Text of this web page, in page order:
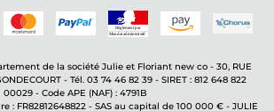
de la société Julie et Floriant new co - 30, RUE
- Tél. 03 74 46 82 39 - SIRET : 812 648 822
00029 - Code APE (NAF) : 4791B
: FR82812648822 - SAS au capital de 100 000 € - JULIE